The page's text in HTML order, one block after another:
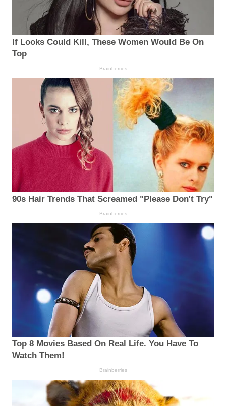
If Looks Could Kill, These Women Would Be On
Top
Brainberries
90s Hair Trends That Screamed "Please Don't Try"
Brainberries
Top 8 Movies Based On Real Life. You Have To
Watch Them!
Brainberries